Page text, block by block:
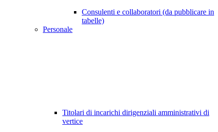
Consulenti e collaboratori (da pubblicare in
tabelle)
Personale
Titolari di incarichi dirigenziali amministrativi di
vertice